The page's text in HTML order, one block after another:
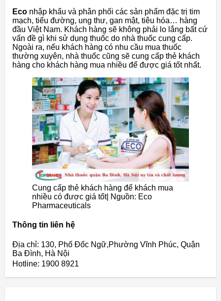
Eco nhập khẩu và phân phối các sản phẩm đặc trị tim
mạch, tiểu đường, ung thư, gan mật, tiêu hóa… hàng
đầu Việt Nam. Khách hàng sẽ không phải lo lắng bất cứ
vấn đề gì khi sử dụng thuốc do nhà thuốc cung cấp.
Ngoài ra, nếu khách hàng có nhu cầu mua thuốc
thường xuyên, nhà thuốc cũng sẽ cung cấp thẻ khách
hàng cho khách hàng mua nhiều để được giá tốt nhất.
Cung cấp thẻ khách hàng để khách mua
nhiều có được giá tốt| Nguồn: Eco
Pharmaceuticals
Thông tin liên hệ
Địa chỉ: 130, Phố Đốc Ngữ,Phường Vĩnh Phúc, Quận
Ba Đình, Hà Nội
Hotline: 1900 8921